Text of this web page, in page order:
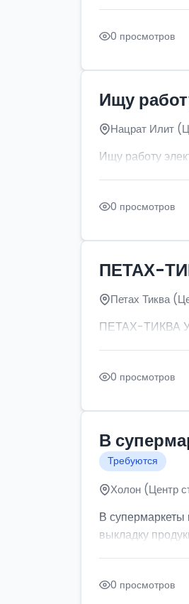
0 просмотров
Ищу
Нацрат Илит
Ищу работу
0 просмотров
ПЕТАХ-
Петах Тиква
ПЕТАХ-ТИКВА
0 просмотров
В
Требуются
Холон (Центр
В супермаркеты
выкладку
0 просмотров